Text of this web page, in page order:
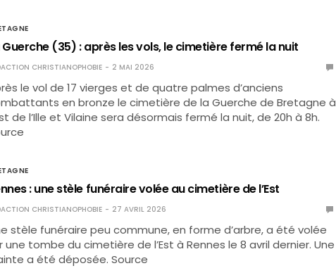
Guerche (35) : après les vols, le cimetière fermé la nuit
CHRISTIANOPHOBIE 2 MAI 2026
le vol de 17 vierges et de quatre palmes d’anciens
en bronze le cimetière de la Guerche de Bretagne à
de l’Ille et Vilaine sera désormais fermé la nuit, de 20h à 8h.
: une stèle funéraire volée au cimetière de l’Est
CHRISTIANOPHOBIE 27 AVRIL 2026
stèle funéraire peu commune, en forme d’arbre, a été volée
une tombe du cimetière de l’Est à Rennes le 8 avril dernier. Une
a été déposée. Source